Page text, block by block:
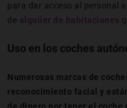
para dar acceso al personal
de alquiler de habitaciones
Uso en los coches
Numerosas marcas de
reconocimiento facial y